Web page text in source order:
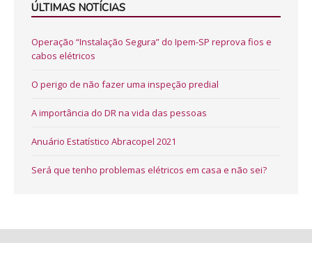
ÚLTIMAS NOTÍCIAS
Operação “Instalação Segura” do Ipem-SP reprova fios e
cabos elétricos
O perigo de não fazer uma inspeção predial
A importância do DR na vida das pessoas
Anuário Estatístico Abracopel 2021
Será que tenho problemas elétricos em casa e não sei?